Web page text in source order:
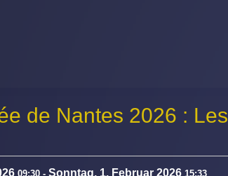
de Nantes 2026 : Les
09:30- Sonntag, 1. Februar 2026 15:33